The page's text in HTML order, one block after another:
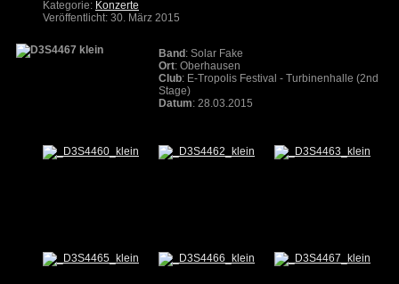
Kategorie: Konzerte
Veröffentlicht: 30. März 2015
Band : Solar Fake
Ort: Oberhausen
Club: E-Tropolis Festival - Turbinenhalle (2nd
Stage)
Datum: 28.03.2015